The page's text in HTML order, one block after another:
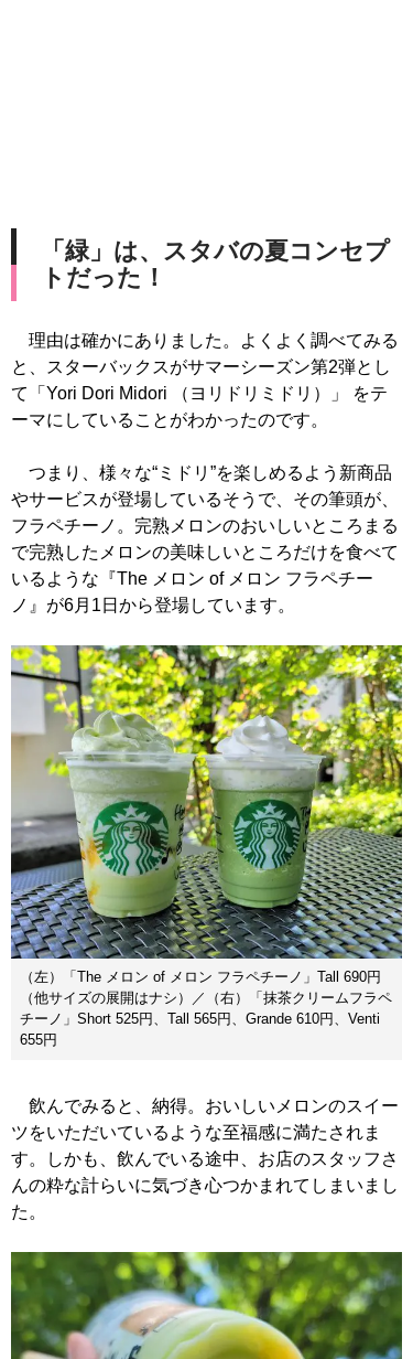
「緑」は、スタバの夏コンセプ
トだった！
理由は確かにありました。よくよく調べてみる
と、スターバックスがサマーシーズン第2弾とし
て「Yori Dori Midori （ヨリドリミドリ）」 をテ
ーマにしていることがわかったのです。
つまり、様々な“ミドリ”を楽しめるよう新商品
やサービスが登場しているそうで、その筆頭が、
フラペチーノ。完熟メロンのおいしいところまる
で完熟したメロンの美味しいところだけを食べて
いるような『The メロン of メロン フラペチー
ノ』が6月1日から登場しています。
（左）「The メロン of メロン フラペチーノ」Tall 690円
（他サイズの展開はナシ）／（右）「抹茶クリームフラペ
チーノ」Short 525円、Tall 565円、Grande 610円、Venti
655円
飲んでみると、納得。おいしいメロンのスイー
ツをいただいているような至福感に満たされま
す。しかも、飲んでいる途中、お店のスタッフさ
んの粋な計らいに気づき心つかまれてしまいまし
た。